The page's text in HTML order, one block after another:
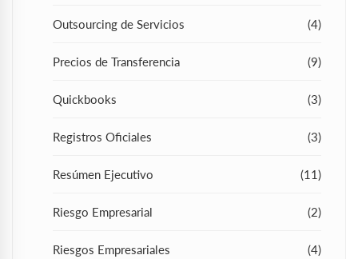
Outsourcing de Servicios (4)
Precios de Transferencia (9)
Quickbooks (3)
Registros Oficiales (3)
Resúmen Ejecutivo (11)
Riesgo Empresarial (2)
Riesgos Empresariales (4)